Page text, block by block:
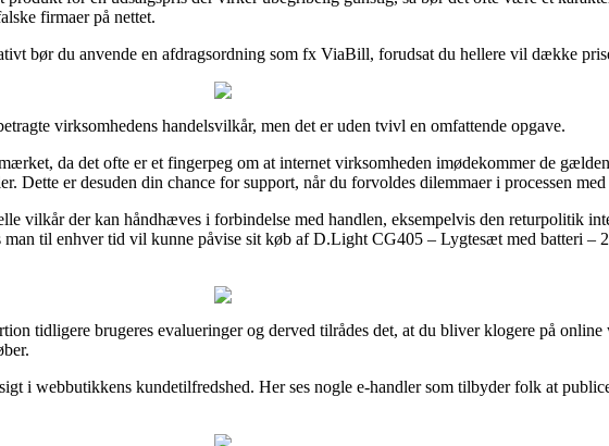
firmaer på nettet.
bør du anvende en afdragsordning som fx ViaBill, forudsat du hellere vil dække
virksomhedens handelsvilkår, men det er uden tvivl en omfattende opgave.
da det ofte er et fingerpeg om at internet virksomheden imødekommer de
Dette er desuden din chance for support, når du forvoldes dilemmaer i processen
vilkår der kan håndhæves i forbindelse med handlen, eksempelvis den returpolitik
man til enhver tid vil kunne påvise sit køb af D.Light CG405 – Lygtesæt med batteri
tidligere brugeres evalueringer og derved tilrådes det, at du bliver klogere på
i webbutikkens kundetilfredshed. Her ses nogle e-handler som tilbyder folk at